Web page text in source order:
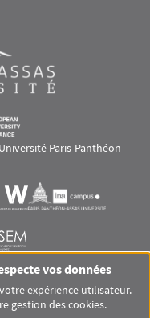
Paris-Panthéon-
svgVisuel svg
svg
vos données
expérience utilisateur.
gestion des cookies.